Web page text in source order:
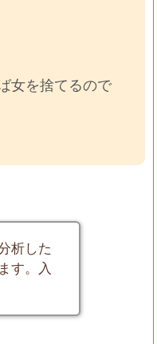
女を捨てるので
析した
す。入